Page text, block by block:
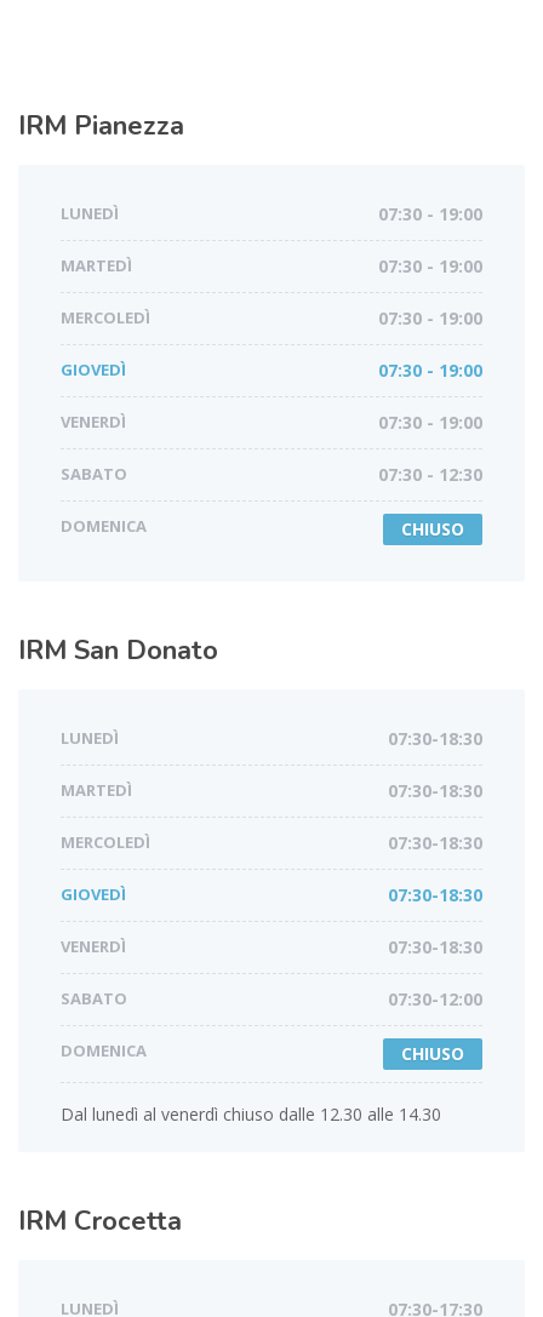
IRM Pianezza
LUNEDÌ 07:30 - 19:00
MARTEDÌ 07:30 - 19:00
MERCOLEDÌ 07:30 - 19:00
GIOVEDÌ 07:30 - 19:00
VENERDÌ 07:30 - 19:00
SABATO 07:30 - 12:30
DOMENICA CHIUSO
IRM San Donato
LUNEDÌ 07:30-18:30
MARTEDÌ 07:30-18:30
MERCOLEDÌ 07:30-18:30
GIOVEDÌ 07:30-18:30
VENERDÌ 07:30-18:30
SABATO 07:30-12:00
DOMENICA CHIUSO
Dal lunedì al venerdì chiuso dalle 12.30 alle 14.30
IRM Crocetta
LUNEDÌ 07:30-17:30